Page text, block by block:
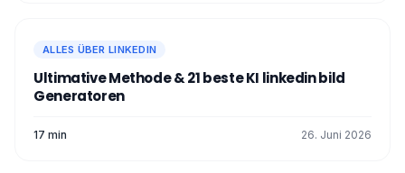
ALLES ÜBER LINKEDIN
Ultimative Methode & 21 beste KI linkedin bild
Generatoren
17 min 26. Juni 2026